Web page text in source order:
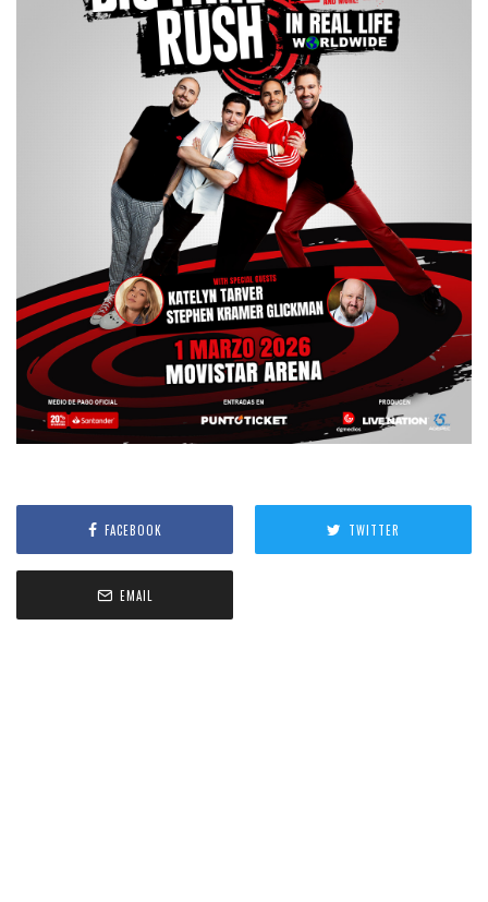
FACEBOOK TWITTER
EMAIL